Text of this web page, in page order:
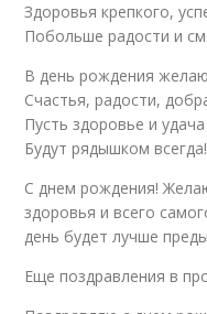
Здоровья крепкого,
Побольше радости и
В день рождения желаю
Счастья, радости,
Пусть здоровье и удача
Будут рядышком всегда!
С днем рождения!
здоровья и всего
день будет лучше
Еще поздравления в